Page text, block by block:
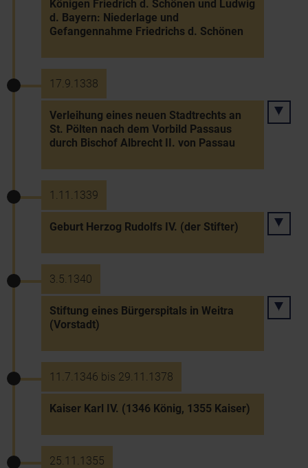
Königen Friedrich d. Schönen und Ludwig
d. Bayern: Niederlage und
Gefangennahme Friedrichs d. Schönen
17.9.1338
Verleihung eines neuen Stadtrechts an
St. Pölten nach dem Vorbild Passaus
durch Bischof Albrecht II. von Passau
1.11.1339
Geburt Herzog Rudolfs IV. (der Stifter)
3.5.1340
Stiftung eines Bürgerspitals in Weitra
(Vorstadt)
11.7.1346 bis 29.11.1378
Kaiser Karl IV. (1346 König, 1355 Kaiser)
25.11.1355